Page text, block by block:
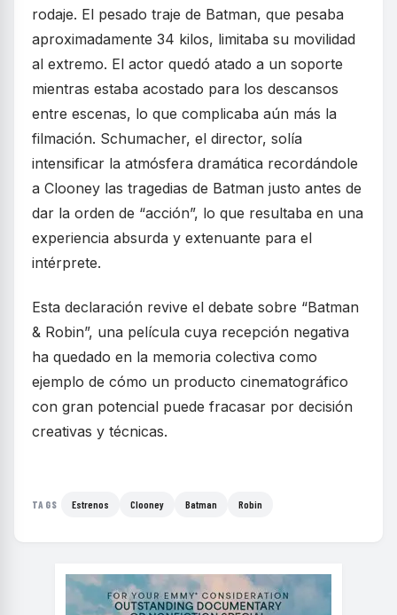
rodaje. El pesado traje de Batman, que pesaba
aproximadamente 34 kilos, limitaba su movilidad
al extremo. El actor quedó atado a un soporte
mientras estaba acostado para los descansos
entre escenas, lo que complicaba aún más la
filmación. Schumacher, el director, solía
intensificar la atmósfera dramática recordándole
a Clooney las tragedias de Batman justo antes de
dar la orden de “acción”, lo que resultaba en una
experiencia absurda y extenuante para el
intérprete.
Esta declaración revive el debate sobre “Batman
& Robin”, una película cuya recepción negativa
ha quedado en la memoria colectiva como
ejemplo de cómo un producto cinematográfico
con gran potencial puede fracasar por decisión
creativas y técnicas.
TAGS Estrenos Clooney Batman Robin